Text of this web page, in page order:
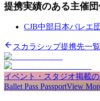
提携実績のある主催
CJB中部日本バレエ
スカラシップ提携先一
イベント・スタジオ掲載
Ballet Pass PassportView